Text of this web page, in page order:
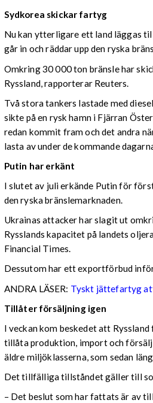
Sydkorea skickar fartyg
Nu kan ytterligare ett land läggas
går in och räddar upp den ryska
Omkring 30 000 ton bränsle har
Ryssland, rapporterar Reuters.
Två stora tankers lastade med
sikte på en rysk hamn i Fjärran
redan kommit fram och det andra
lasta av under de kommande
Putin har erkänt
I slutet av juli erkände Putin för
den ryska bränslemarknaden.
Ukrainas attacker har slagit ut
Rysslands kapacitet på landets
Financial Times.
Dessutom har ett exportförbud
ANDRA LÄSER: Tyskt jättefartyg
Tillåter försäljning igen
I veckan kom beskedet att
tillåta produktion, import och
äldre miljöklasserna, som sedan
Det tillfälliga tillståndet gäller till
– Det beslut som har fattats är av